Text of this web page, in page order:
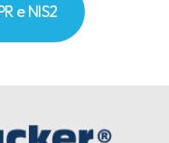
e NIS2